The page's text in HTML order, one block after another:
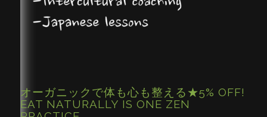
オーガニックで体も心も整える★5% OFF!
EAT NATURALLY IS ONE ZEN